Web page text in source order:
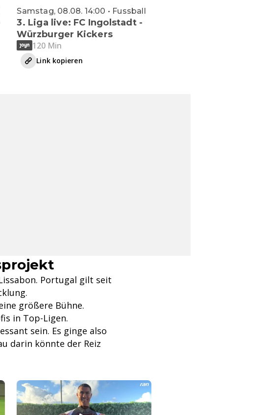
Samstag, 08.08. 14:00 • Fussball
3. Liga live: FC Ingolstadt -
Würzburger Kickers
120 Min
Link kopieren
Portugal gilt seit
größere Bühne.
in Top-Ligen.
sein. Es ginge also
darin könnte der Reiz